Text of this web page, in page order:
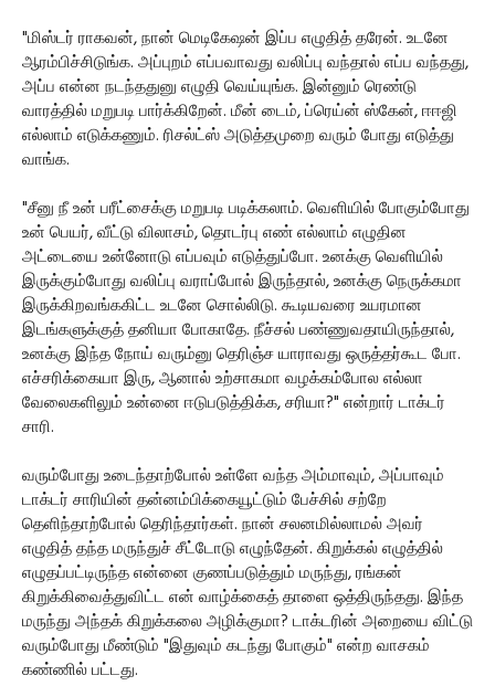
"மிஸ்டர் ராகவன், நான் மெடிகேஷன் இப்ப எழுதித் தரேன். உடனே
ஆரம்பிச்சிடுங்க. அப்புறம் எப்பவாவது வலிப்பு வந்தால் எப்ப வந்தது,
அப்ப என்ன நடந்ததுனு எழுதி வெய்யுங்க. இன்னும் ரெண்டு
வாரத்தில் மறுபடி பார்க்கிறேன். மீன் டைம், ப்ரெய்ன் ஸ்கேன், ஈஈஜி
எல்லாம் எடுக்கணும். ரிசல்ட்ஸ் அடுத்தமுறை வரும் போது எடுத்து
வாங்க.
"சீனு நீ உன் பரீட்சைக்கு மறுபடி படிக்கலாம். வெளியில் போகும்போது
உன் பெயர், வீட்டு விலாசம், தொடர்பு எண் எல்லாம் எழுதின
அட்டையை உன்னோடு எப்பவும் எடுத்துப்போ. உனக்கு வெளியில்
இருக்கும்போது வலிப்பு வராப்போல் இருந்தால், உனக்கு நெருக்கமா
இருக்கிறவங்ககிட்ட உடனே சொல்லிடு. கூடியவரை உயரமான
இடங்களுக்குத் தனியா போகாதே. நீச்சல் பண்ணுவதாயிருந்தால்,
உனக்கு இந்த நோய் வரும்னு தெரிஞ்ச யாராவது ஒருத்தர்கூட போ.
எச்சரிக்கையா இரு, ஆனால் உற்சாகமா வழக்கம்போல எல்லா
வேலைகளிலும் உன்னை ஈடுபடுத்திக்க, சரியா?" என்றார் டாக்டர்
சாரி.
வரும்போது உடைந்தாற்போல் உள்ளே வந்த அம்மாவும், அப்பாவும்
டாக்டர் சாரியின் தன்னம்பிக்கையூட்டும் பேச்சில் சற்றே
தெளிந்தாற்போல் தெரிந்தார்கள். நான் சலனமில்லாமல் அவர்
எழுதித் தந்த மருந்துச் சீட்டோடு எழுந்தேன். கிறுக்கல் எழுத்தில்
எழுதப்பட்டிருந்த என்னை குணப்படுத்தும் மருந்து, ரங்கன்
கிறுக்கிவைத்துவிட்ட என் வாழ்க்கைத் தாளை ஒத்திருந்தது. இந்த
மருந்து அந்தக் கிறுக்கலை அழிக்குமா? டாக்டரின் அறையை விட்டு
வரும்போது மீண்டும் "இதுவும் கடந்து போகும்" என்ற வாசகம்
கண்ணில் பட்டது.